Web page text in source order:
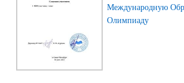
Международную
Олимпиаду